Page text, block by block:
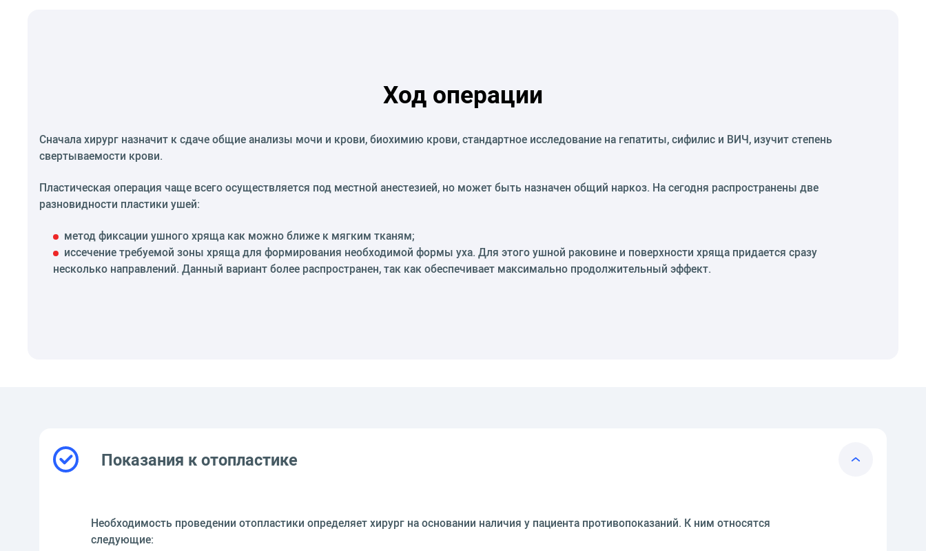
Ход операции
Сначала хирург назначит к сдаче общие анализы мочи и крови, биохимию крови, стандартное исследование на гепатиты, сифилис и ВИЧ, изучит степень
свертываемости крови.
Пластическая операция чаще всего осуществляется под местной анестезией, но может быть назначен общий наркоз. На сегодня распространены две
разновидности пластики ушей:
метод фиксации ушного хряща как можно ближе к мягким тканям;
иссечение требуемой зоны хряща для формирования необходимой формы уха. Для этого ушной раковине и поверхности хряща придается сразу
несколько направлений. Данный вариант более распространен, так как обеспечивает максимально продолжительный эффект.
Показания к отопластике
Необходимость проведении отопластики определяет хирург на основании наличия у пациента противопоказаний. К ним относятся
следующие: